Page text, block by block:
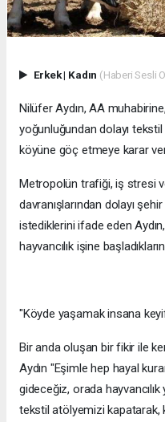
Erkek| Kadın (Haberi Sesli
Nilüfer Aydın, AA
yoğunluğundan dolayı
köyüne göç etmeye karar
Metropolün trafiği, iş stresi
davranışlarından dolayı
istediklerini ifade eden
hayvancılık işine
"Köyde yaşamak insana
Bir anda oluşan bir fikir ile
Aydın "Eşimle hep hayal
gideceğiz, orada
tekstil atölyemizi kapatarak,